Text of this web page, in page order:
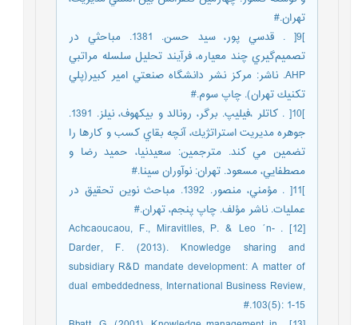
تهران.#
]9[ . قدسي پور، سيد حسن. 1381. مباحثي در
تصميم‌گيري چند معياره، فرآيند تحليل سلسله مراتبي
AHP. ناشر: مركز نشر دانشگاه صنعتي امير كبير(پلي
تكنيك تهران). چاپ سوم.#
]10[ . كاتلر ،فيليپ. برگر، رونالد و بيكهوف، نيلز. 1391.
جوهره مديريت استراتژيك، آنچه بقاي كسب و كارها را
تضمين مي كند. مترجمين: سعيدنيا، حميد رضا و
مصطفايي، مسعود. تهران: نوآوران سينا.#
]11[ . مؤمني، منصور. 1392. مباحث نوين تحقيق در
عمليات. ناشر مؤلف. چاپ پنجم، تهران.#
[12] . Achcaoucaou, F., Miravitlles, P. & Leo ´n-
Darder, F. (2013). Knowledge sharing and
subsidiary R&D mandate development: A matter of
dual embeddedness, International Business Review,
103(5): 1-15.#